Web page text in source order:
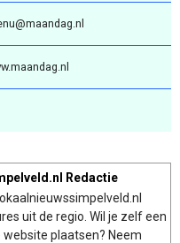
Redactie
uit de regio. Wil je zelf een
plaatsen? Neem